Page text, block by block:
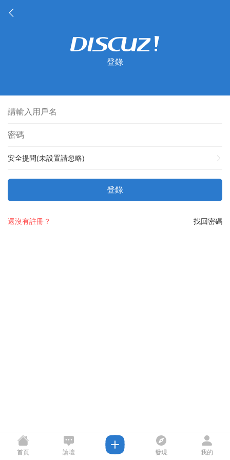
登錄
安全提問(未設置請忽略)
登錄
找回密碼
還沒有註冊？
首頁 論壇 發現 我的